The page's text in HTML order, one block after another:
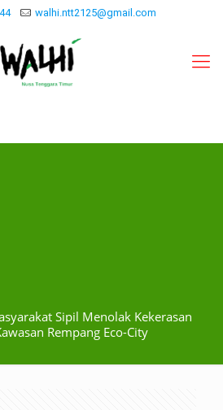
walhi.ntt2125@gmail.com
Sipil Menolak Kekerasan
Rempang Eco-City